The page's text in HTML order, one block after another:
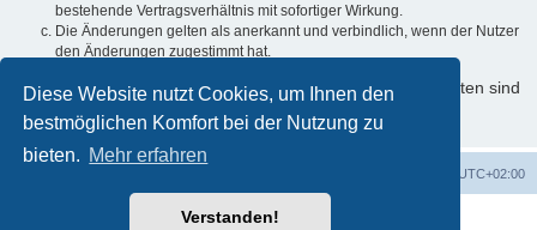
Diese Website nutzt Cookies, um Ihnen den
bestmöglichen Komfort bei der Nutzung zu
bieten. Mehr erfahren
Verstanden!
bestehende Vertragsverhältnis mit sofortiger Wirkung.
Die Änderungen gelten als anerkannt und verbindlich, wenn der Nutzer
den Änderungen zugestimmt hat.
Informationen über den Umgang mit Ihren persönlichen Daten sind
in der Datenschutzerklärung enthalten.
UTC+02:00
Powered byphpBB® Forum Software © phpBB Limited